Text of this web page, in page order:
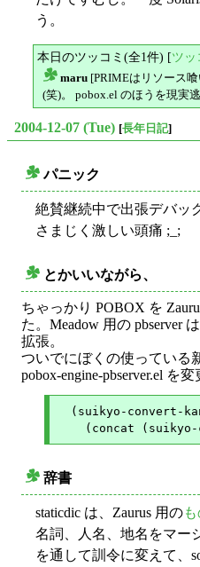
う。
本日のツッコミ(全1件) [ツッ
maru [PRIMEはリソース
(笑)。 pobox.el のほうを現実
2004-12-07 (Tue) [長年日記]
パニック
絶賛継続中で出張デバッ
さまじく激しい頭痛 ;_;
とかいいながら、
ちゃっかり POBOX を
た。Meadow 用の pbserver は
拡張。
ついでにぼくの使っている
pobox-engine-pbserver.el を
(suikyo-convert-
辞書
staticdic は、Zaurus 用の
名詞、人名、地名をマー
を通して訓令に変えて、